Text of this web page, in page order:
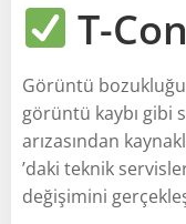
T-
Görüntü
görüntü kaybı gibi
arızasından
’daki teknik
değişimini